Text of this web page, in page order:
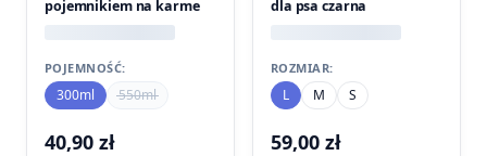
pojemnikiem na karme
POJEMNOŚĆ:
300ml 550ml
40,90 zł
dla psa czarna
ROZMIAR:
L M S
59,00 zł